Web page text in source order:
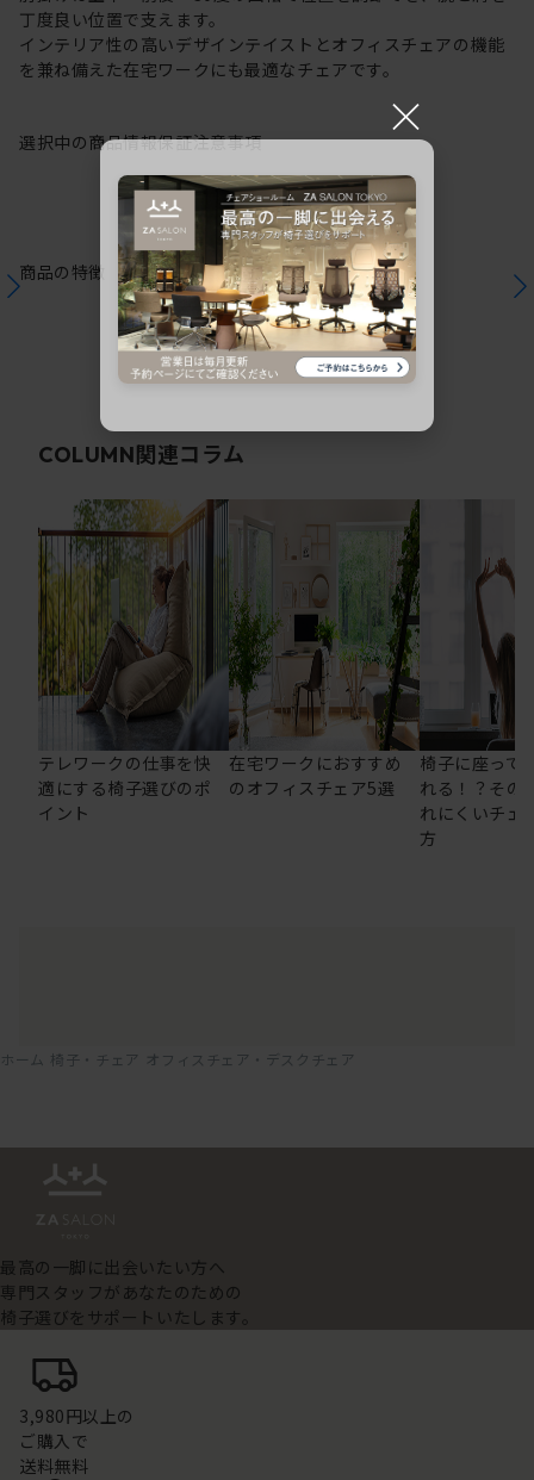
丁度良い位置で支えます。
インテリア性の高いデザインテイストとオフィスチェアの機能
を兼ね備えた在宅ワークにも最適なチェアです。
選択中の商品情報保証注意事項
商品の特徴
COLUMN関連コラム
テレワークの仕事を快
適にする椅子選びのポ
イント
在宅ワークにおすすめ
のオフィスチェア5選
椅子に座って
れる！？その
れにくいチェ
方
ホーム 椅子・チェア オフィスチェア・デスクチェア
最高の一脚に出会いたい方へ
専門スタッフがあなたのための
椅子選びをサポートいたします。
3,980円以上の
ご購入で
送料無料
×